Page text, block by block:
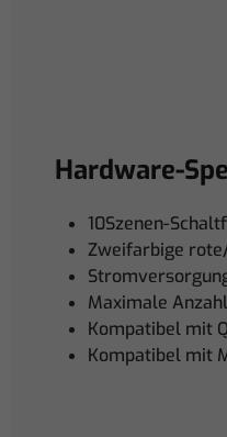
Hardware-
10Szenen-
Zweifarbige
Maximale
Kompatibel mit
Kompatibel mit